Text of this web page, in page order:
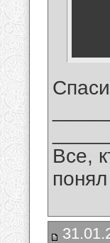
Все,